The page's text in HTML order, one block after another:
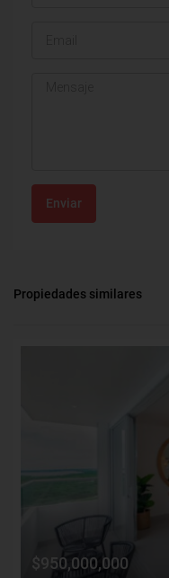
Enviar
Propiedades similares
$950,000,000